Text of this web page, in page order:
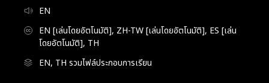
EN
EN [เล่นโดยอัตโนมัติ], ZH-TW [เล่นโดยอัตโนมัติ], ES [เล่น
โดยอัตโนมัติ], TH
EN, TH รวมไฟล์ประกอบการเรียน